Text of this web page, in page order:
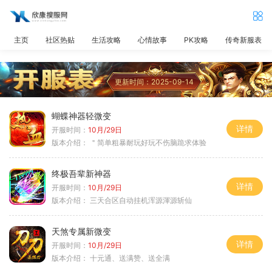
主页 社区热贴 生活攻略 心情故事 PK攻略 传奇新服表
更新时间：2025-09-14
蝴蝶神器轻微变
开服时间： 10月/29日
版本介绍：
＂简单粗暴耐玩好玩不伤脑跪求体验
详情
终极吾辈新神器
开服时间： 10月/29日
版本介绍： 三天合区自动挂机浑源渾源斩仙
详情
天煞专属新微变
开服时间： 10月/29日
版本介绍： 十元通、送满赞、送全满
详情